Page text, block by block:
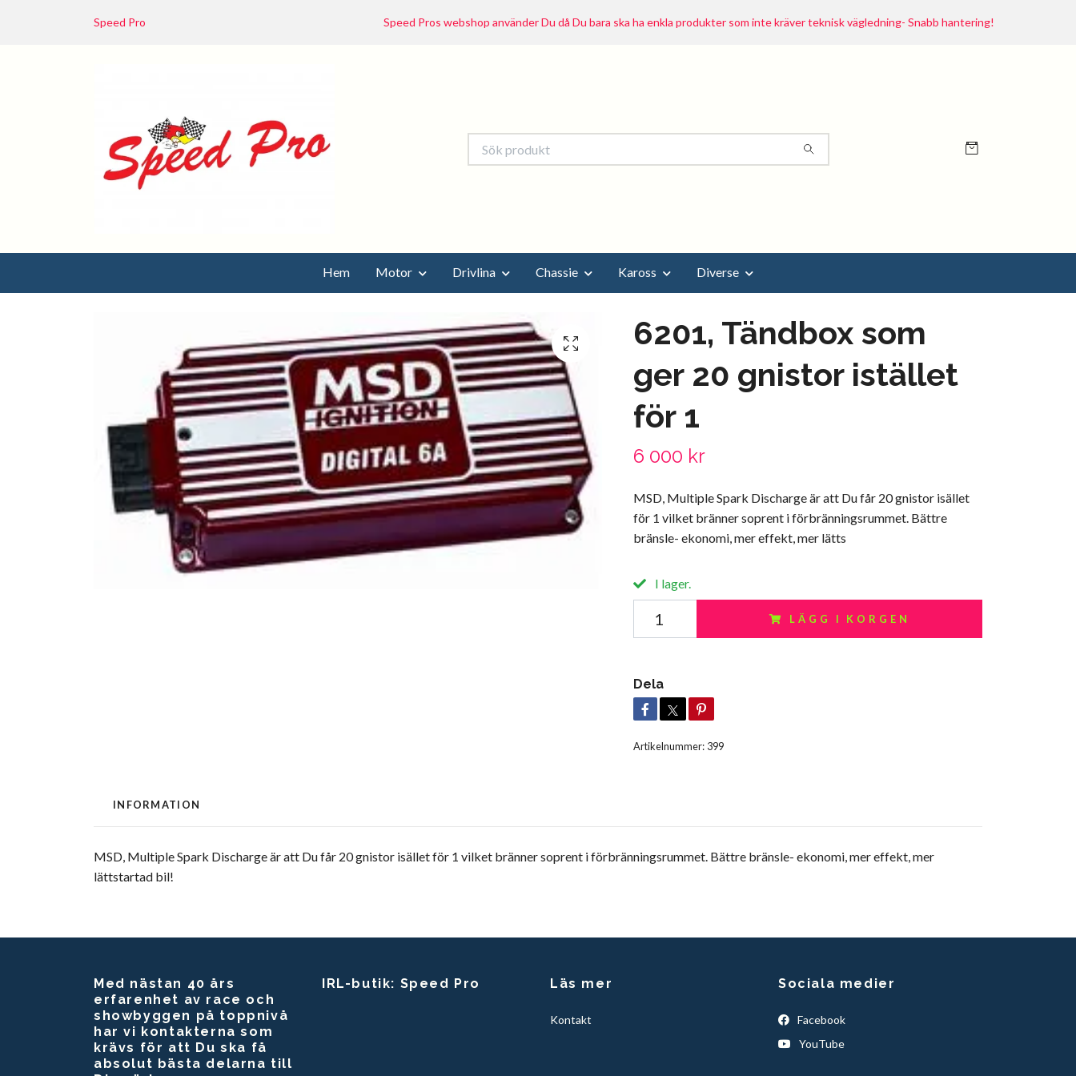
Speed Pro Speed Pros webshop använder Du då Du bara ska ha enkla produkter som inte kräver teknisk vägledning- Snabb hantering!
Hem Motor Drivlina Chassie Kaross Diverse
6201, Tändbox som
ger 20 gnistor istället
för 1
6 000 kr
MSD, Multiple Spark Discharge är att Du får 20 gnistor isället
för 1 vilket bränner soprent i förbränningsrummet. Bättre
bränsle- ekonomi, mer effekt, mer lätts
I lager.
LÄGG I KORGEN
Dela
Artikelnummer: 399
INFORMATION
MSD, Multiple Spark Discharge är att Du får 20 gnistor isället för 1 vilket bränner soprent i förbränningsrummet. Bättre bränsle- ekonomi, mer effekt, mer
lättstartad bil!
Med nästan 40 års
erfarenhet av race och
showbyggen på toppnivå
har vi kontakterna som
krävs för att Du ska få
absolut bästa delarna till
IRL-butik: Speed Pro Läs mer
Kontakt
Sociala medier
Facebook
YouTube